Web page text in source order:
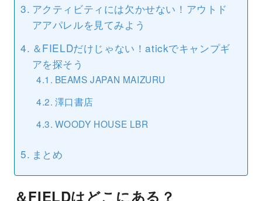
アクティビティには欠かせない！アウトド
アアパレルを見てみよう
＆FIELDだけじゃない！atickでキャンプギ
アを探そう
BEAMS JAPAN MAIZURU
澤口書店
WOODY HOUSE LBR
まとめ
＆FIELDはどこにある？